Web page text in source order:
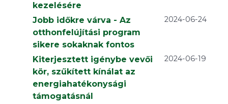
kezelésére
Jobb időkre várva - Az
otthonfelújítási program
sikere sokaknak fontos
2024-06-24
Kiterjesztett igénybe vevői
kör, szűkített kínálat az
energiahatékonysági
támogatásnál
2024-06-19